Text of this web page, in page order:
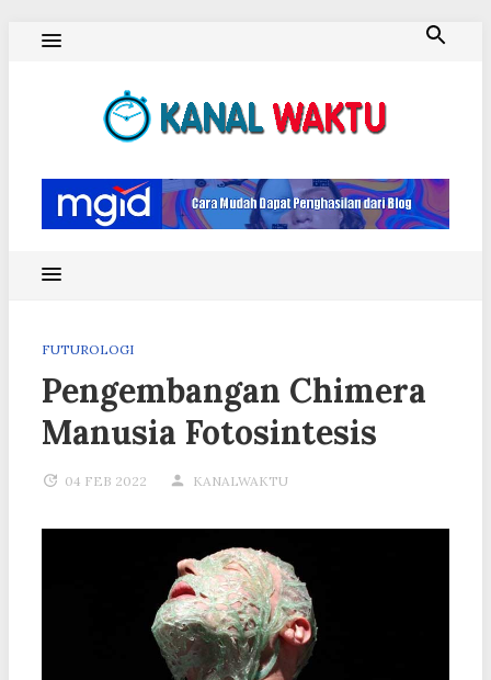
FUTUROLOGI
Pengembangan Chimera
Manusia Fotosintesis
04 FEB 2022 KANALWAKTU